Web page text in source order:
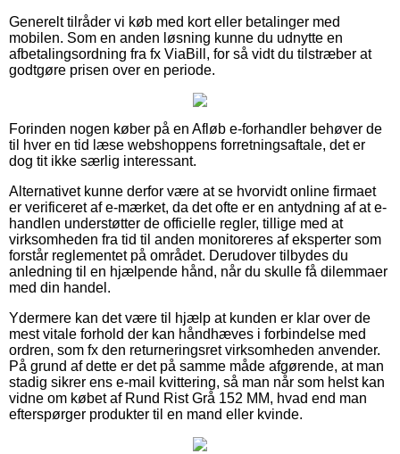
Generelt tilråder vi køb med kort eller betalinger med
mobilen. Som en anden løsning kunne du udnytte en
afbetalingsordning fra fx ViaBill, for så vidt du tilstræber at
godtgøre prisen over en periode.
Forinden nogen køber på en Afløb e-forhandler behøver de
til hver en tid læse webshoppens forretningsaftale, det er
dog tit ikke særlig interessant.
Alternativet kunne derfor være at se hvorvidt online firmaet
er verificeret af e-mærket, da det ofte er en antydning af at e-
handlen understøtter de officielle regler, tillige med at
virksomheden fra tid til anden monitoreres af eksperter som
forstår reglementet på området. Derudover tilbydes du
anledning til en hjælpende hånd, når du skulle få dilemmaer
med din handel.
Ydermere kan det være til hjælp at kunden er klar over de
mest vitale forhold der kan håndhæves i forbindelse med
ordren, som fx den returneringsret virksomheden anvender.
På grund af dette er det på samme måde afgørende, at man
stadig sikrer ens e-mail kvittering, så man når som helst kan
vidne om købet af Rund Rist Grå 152 MM, hvad end man
efterspørger produkter til en mand eller kvinde.